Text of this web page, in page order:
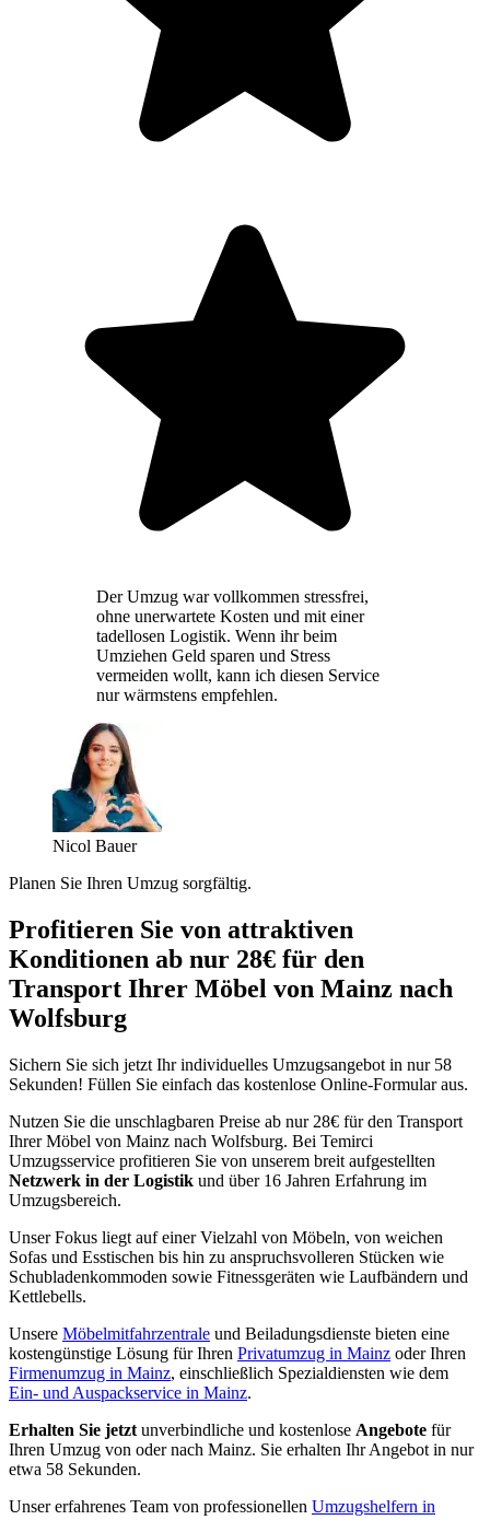
Der Umzug war vollkommen stressfrei,
ohne unerwartete Kosten und mit einer
tadellosen Logistik. Wenn ihr beim
Umziehen Geld sparen und Stress
vermeiden wollt, kann ich diesen Service
nur wärmstens empfehlen.
Nicol Bauer
Planen Sie Ihren Umzug sorgfältig.
Profitieren Sie von attraktiven
Konditionen ab nur 28€ für den
Transport Ihrer Möbel von Mainz nach
Wolfsburg
Sichern Sie sich jetzt Ihr individuelles Umzugsangebot in nur 58
Sekunden! Füllen Sie einfach das kostenlose Online-Formular aus.
Nutzen Sie die unschlagbaren Preise ab nur 28€ für den Transport
Ihrer Möbel von Mainz nach Wolfsburg. Bei Temirci
Umzugsservice profitieren Sie von unserem breit aufgestellten
Netzwerk in der Logistik und über 16 Jahren Erfahrung im
Umzugsbereich.
Unser Fokus liegt auf einer Vielzahl von Möbeln, von weichen
Sofas und Esstischen bis hin zu anspruchsvolleren Stücken wie
Schubladenkommoden sowie Fitnessgeräten wie Laufbändern und
Kettlebells.
Unsere Möbelmitfahrzentrale und Beiladungsdienste bieten eine
kostengünstige Lösung für Ihren Privatumzug in Mainz oder Ihren
Firmenumzug in Mainz, einschließlich Spezialdiensten wie dem
Ein- und Auspackservice in Mainz.
Erhalten Sie jetzt unverbindliche und kostenlose Angebote für
Ihren Umzug von oder nach Mainz. Sie erhalten Ihr Angebot in nur
etwa 58 Sekunden.
Unser erfahrenes Team von professionellen Umzugshelfern in